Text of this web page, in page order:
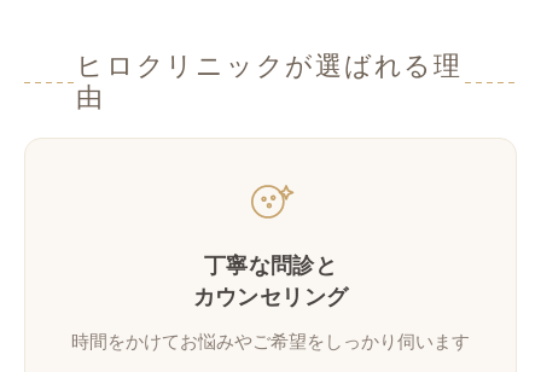
ヒロクリニックが選ばれる理
由
丁寧な問診と
カウンセリング
時間をかけてお悩みやご希望をしっかり伺います